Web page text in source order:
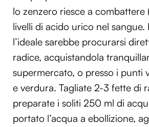
lo zenzero riesce a combattere
livelli di acido urico nel sangue.
l’ideale sarebbe procurarsi
radice, acquistandola
supermercato, o presso i punti
e verdura. Tagliate 2-3 fette di
preparate i soliti 250 ml di
portato l’acqua a ebollizione,